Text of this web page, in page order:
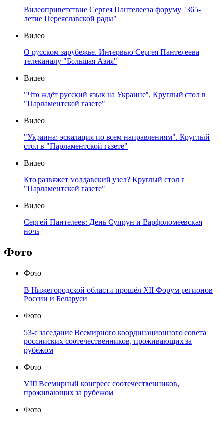
Видеоприветствие Сергея Пантелеева форуму "365-
летие Переяславской рады"
Видео
О русском зарубежье. Интервью Сергея Пантелеева
телеканалу "Большая Азия"
Видео
"Что ждёт русский язык на Украине". Круглый стол в
"Парламентской газете"
Видео
"Украина: эскалация по всем направлениям". Круглый
стол в "Парламентской газете"
Видео
Кто развяжет молдавский узел? Круглый стол в
"Парламентской газете"
Видео
Сергей Пантелеев: День Супрун и Варфоломеевская
ночь
Фото
Фото
В Нижегородской области прошёл XII Форум регионов
России и Беларуси
Фото
53-е заседание Всемирного координационного совета
российских соотечественников, проживающих за
рубежом
Фото
VIII Всемирный конгресс соотечественников,
проживающих за рубежом
Фото